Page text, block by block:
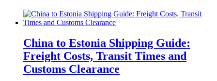
China to Estonia Shipping Guide:
Freight Costs, Transit Times and
Customs Clearance